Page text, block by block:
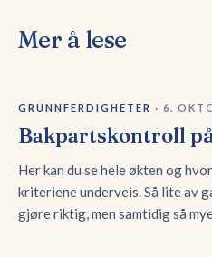
Mer å lese
GRUNNFERDIGHETER · 6.
Bakpartskontroll
Her kan du se hele økten og
kriteriene underveis. Så lite av
gjøre riktig, men samtidig så